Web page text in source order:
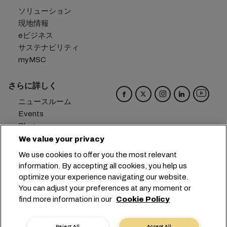
ソリューション
現地情報
eビジネス
サステナビリティ
myMSC
さらに詳しく
ニュースルーム
Events
Blog
キャリア
お問い合わせ
メール受信設定
本社： +41 227038888
info@msc.com
Chemin Rieu 12, 1208 Geneva
Switzerland
We value your privacy
We use cookies to offer you the most relevant
information. By accepting all cookies, you help us
optimize your experience navigating our website.
You can adjust your preferences at any moment or
find more information in our Cookie Policy